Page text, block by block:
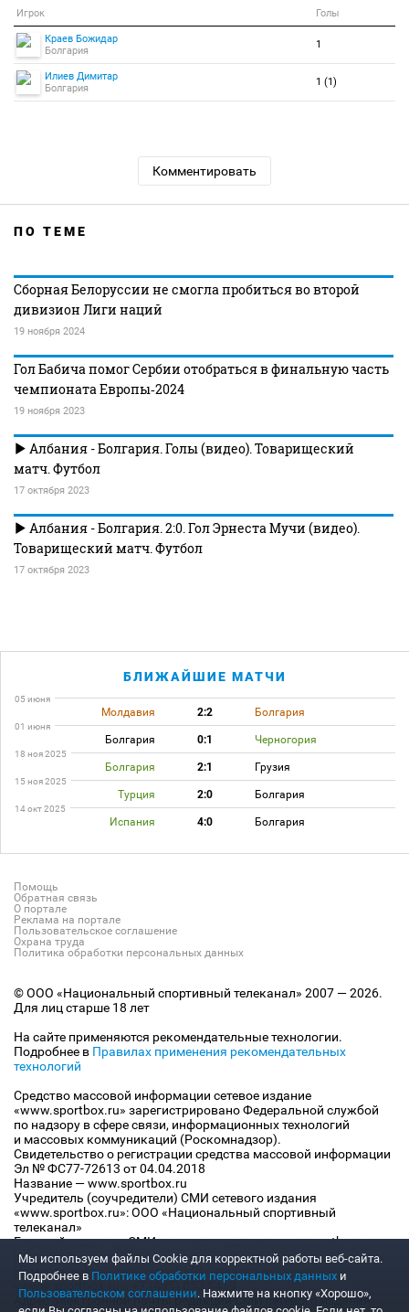
Игрок Голы
Краев Божидар
Болгария
1
Илиев Димитар
Болгария
1 (1)
Комментировать
ПО ТЕМЕ
Сборная Белоруссии не смогла пробиться во второй
дивизион Лиги наций
19 ноября 2024
Гол Бабича помог Сербии отобраться в финальную часть
чемпионата Европы‑2024
19 ноября 2023
Албания - Болгария. Голы (видео). Товарищеский
матч. Футбол
17 октября 2023
Албания - Болгария. 2:0. Гол Эрнеста Мучи (видео).
Товарищеский матч. Футбол
17 октября 2023
БЛИЖАЙШИЕ МАТЧИ
05 июня
Молдавия 2:2 Болгария
01 июня
Болгария 0:1 Черногория
18 ноя 2025
Болгария 2:1 Грузия
15 ноя 2025
Турция 2:0 Болгария
14 окт 2025
Испания 4:0 Болгария
Помощь
Обратная связь
О портале
Реклама на портале
Пользовательское соглашение
Охрана труда
Политика обработки персональных данных
© ООО «Национальный спортивный телеканал» 2007 — 2026.
Для лиц старше 18 лет
На сайте применяются рекомендательные технологии.
Подробнее в Правилах применения рекомендательных
технологий
Средство массовой информации сетевое издание
«www.sportbox.ru» зарегистрировано Федеральной службой
по надзору в сфере связи, информационных технологий
и массовых коммуникаций (Роскомнадзор).
Свидетельство о регистрации средства массовой информации
Эл № ФС77-72613 от 04.04.2018
Название — www.sportbox.ru
Учредитель (соучредители) СМИ сетевого издания
«www.sportbox.ru»: ООО «Национальный спортивный
телеканал»
Главный редактор СМИ сетевого издания «www.sportbox.ru»:
Конов В.А.
Номер телефона редакции СМИ сетевого издания
«www.sportbox.ru»: +7 (495) 653 8419
Адрес электронной почты редакции СМИ сетевого издания
Мы используем файлы Сookie для корректной работы веб-сайта.
Подробнее в Политике обработки персональных данных и
Пользовательском соглашении. Нажмите на кнопку «Хорошо»,